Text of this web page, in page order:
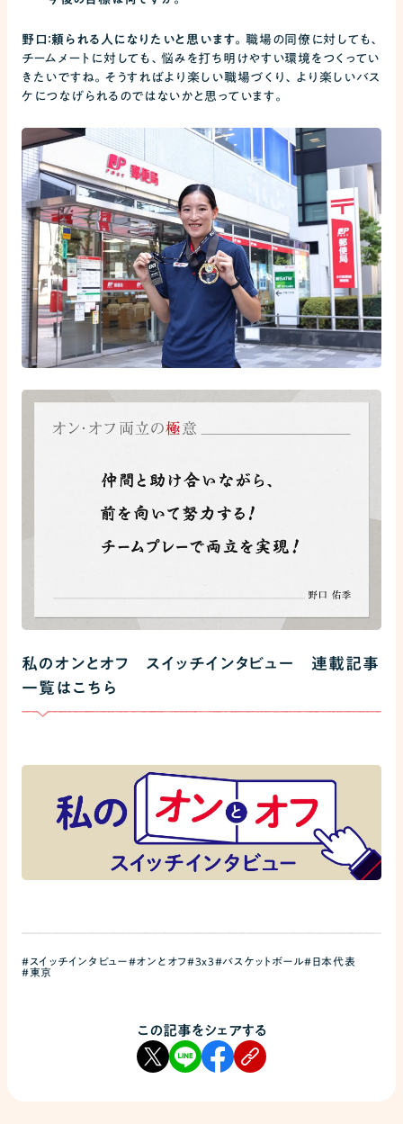
野口：頼られる人になりたいと思います。職場の同僚に対しても、
チームメートに対しても、悩みを打ち明けやすい環境をつくってい
きたいですね。そうすればより楽しい職場づくり、より楽しいバス
ケにつなげられるのではないかと思っています。
私のオンとオフ スイッチインタビュー 連載記事
一覧はこちら
#スイッチインタビュー#オンとオフ#3x3#バスケットボール#日本代表
#東京
この記事をシェアする